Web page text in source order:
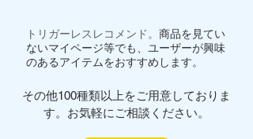
トリガーレスレコメンド。 ​商品を見てい
ないマイページ等でも、ユーザーが興味
のあるアイテムをおすすめします。
その他100種類以上をご用意しておりま
す。お気軽にご相談ください。